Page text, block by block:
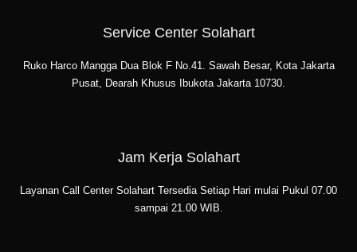
Service Center Solahart
Ruko Harco Mangga Dua Blok F No.41. Sawah Besar, Kota Jakarta
Pusat, Dearah Khusus Ibukota Jakarta 10730.
Jam Kerja Solahart
Layanan Call Center Solahart Tersedia Setiap Hari mulai Pukul 07.00
sampai 21.00 WIB.